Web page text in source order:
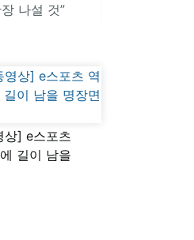
나설 것”
상] e스포츠
길이 남을